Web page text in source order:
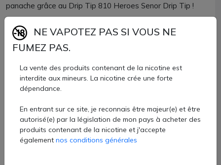
panache grâce au Drip Tip 810 Heroes Senor Drip Tip !
Composé d'un drip tip de taille 810 et d'un capuchon en
silicone, les 2 parties sont reliées par une chaînette pour ne
pas perdre le chapeau.
Si vous appréciez les super héros, arborez fièrement celui
qui fait chavirer votre cœur !
l'unité chez AZVape de vape.
6 €
NE VAPOTEZ PAS SI VOUS NE
FUMEZ PAS.
La vente des produits contenant de la nicotine est
interdite aux mineurs. La nicotine crée une forte
dépendance.
En entrant sur ce site, je reconnais être majeur(e) et être
autorisé(e) par la législation de mon pays à acheter des
produits contenant de la nicotine et j'accepte
également nos conditions générales